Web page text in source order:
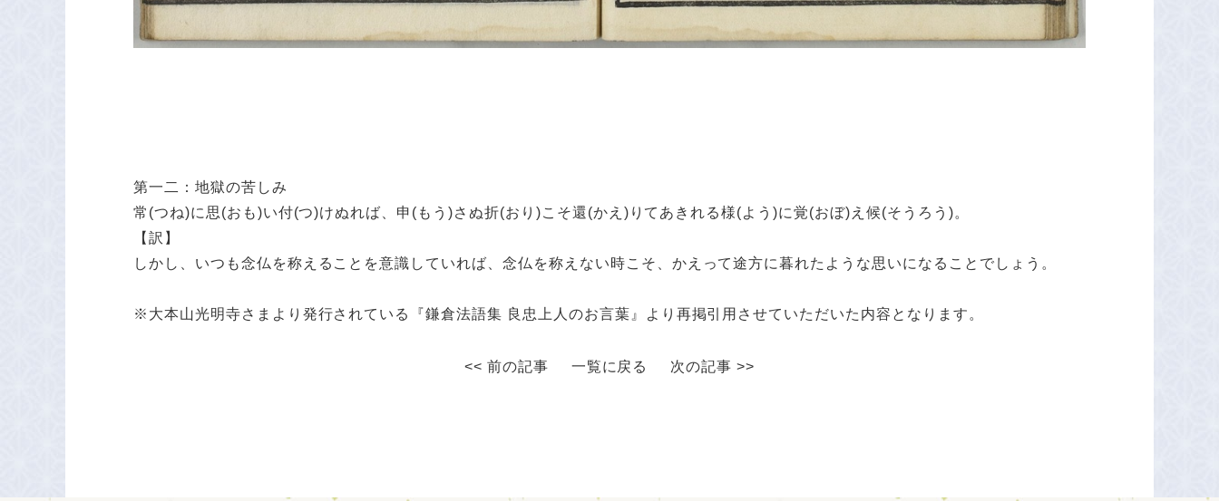
第一二：地獄の苦しみ
常 (つね)に 思(おも)い付(つ)けぬれば、 申(もう)さぬ折(おり)こそ還(かえ) りてあきれる様(よう)に覚(おぼ) え 候(そうろう)。
【訳】
しかし、いつも念仏を称えることを意識していれば、念仏を称えない時こそ、かえって途方に暮れたような思いになることでしょう。
※大本山光明寺さまより発行されている『鎌倉法語集 良忠上人のお言葉』より再掲引用させていただいた内容となります。
<< 前の記事 一覧に戻る 次の記事 >>